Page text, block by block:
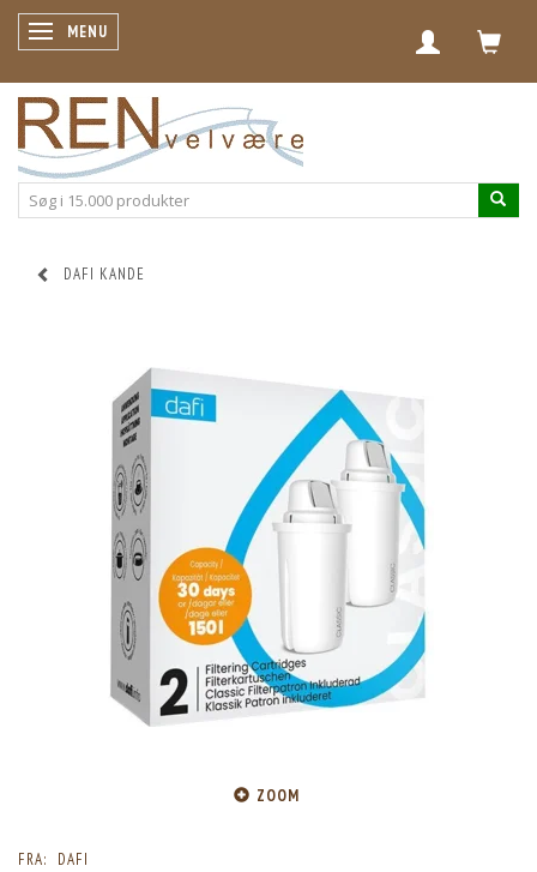
SKIFTE NAVIGATION
MENU
DAFI KANDE
ZOOM
FRA: DAFI